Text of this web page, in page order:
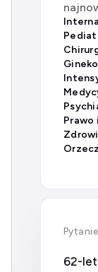
Interna
Prawo
Pytanie
62-